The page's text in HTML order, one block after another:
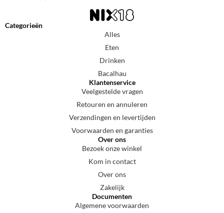
Categorieën
Alles
Eten
Drinken
Bacalhau
Klantenservice
Veelgestelde vragen
Retouren en annuleren
Verzendingen en levertijden
Voorwaarden en garanties
Over ons
Bezoek onze winkel
Kom in contact
Over ons
Zakelijk
Documenten
Algemene voorwaarden